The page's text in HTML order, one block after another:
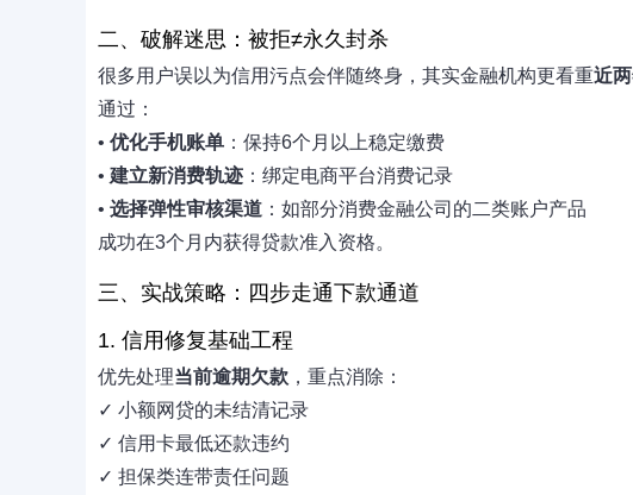
二、破解迷思：被拒≠永久封杀
很多用户误以为信用污点会伴随终身，其实金融机构更看重近
通过：
• 优化手机账单 ：保持6个月以上稳定缴费
• 建立新消费轨迹 ：绑定电商平台消费记录
• 选择弹性审核渠道 ：如部分消费金融公司的二类账户产品
成功在3个月内获得贷款准入资格。
三、实战策略：四步走通下款通道
1. 信用修复基础工程
优先处理当前逾期欠款 ，重点消除：
✓ 小额网贷的未结清记录
✓ 信用卡最低还款违约
✓ 担保类连带责任问题